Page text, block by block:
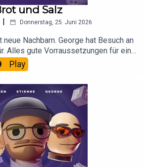
und Salz
| Donnerstag, 25. Juni 2026
neue Nachbarn. George hat Besuch an
Alles gute Vorraussetzungen für eine
Folge.
Play